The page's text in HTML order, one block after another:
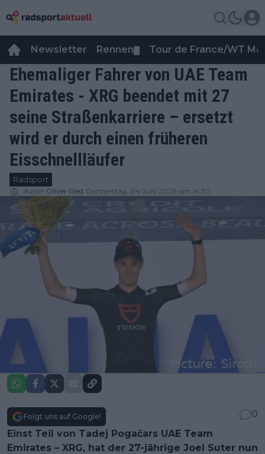
Newsletter Rennen Tour de France/WT
Ehemaliger Fahrer von UAE Team
Emirates - XRG beendet mit 27
seine Straßenkarriere – ersetzt
wird er durch einen früheren
Eisschnellläufer
Radsport
durch Oliver Ried Donnerstag, 04 Juni 2026 um 14:30
Folgt uns auf Google!
0
Einst Teil von Tadej Pogačars UAE Team
Emirates – XRG, hat der 27-jährige Joel Suter nun